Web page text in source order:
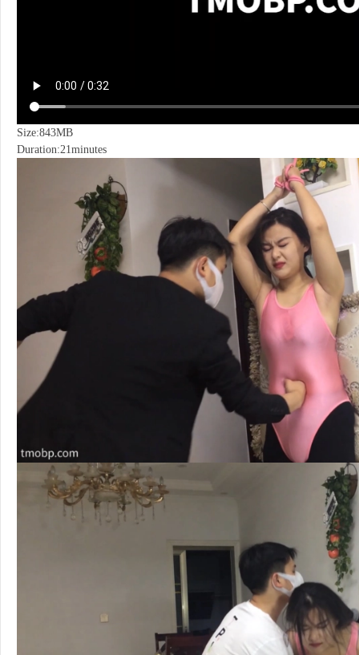
Size:843MB
Duration:21minutes